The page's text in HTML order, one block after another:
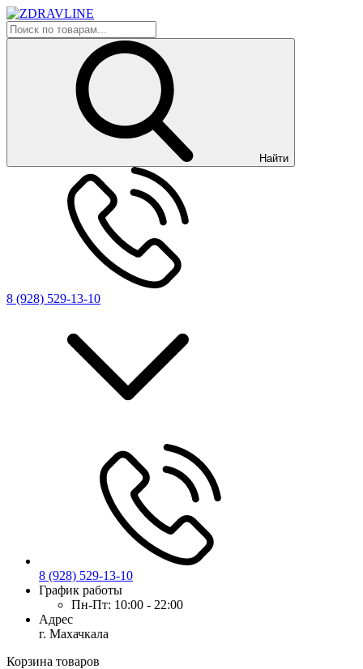
Найти
8 (928) 529-13-10
8 (928) 529-13-10
График работы
Пн-Пт: 10:00 - 22:00
Адрес
г. Махачкала
Корзина товаров